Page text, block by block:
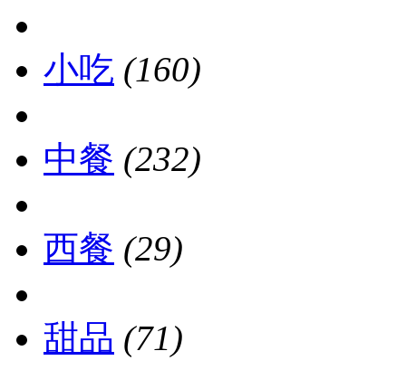
小吃 (160)
中餐 (232)
西餐 (29)
甜品 (71)